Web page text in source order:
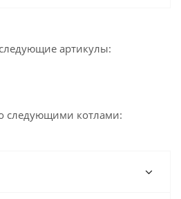
49
110
Мало
180А
артикулы:
следующими котлами: